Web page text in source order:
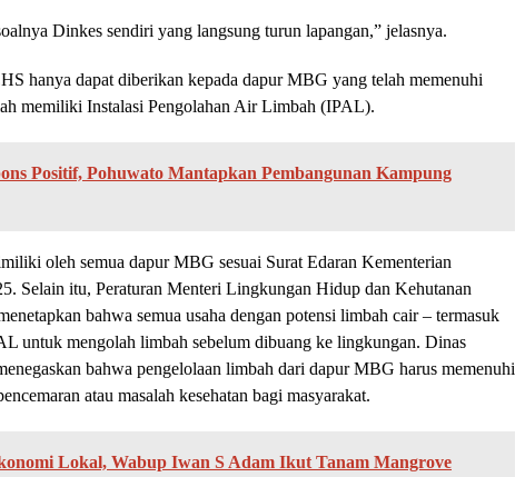
Dinkes sendiri yang langsung turun lapangan,” jelasnya.
hanya dapat diberikan kepada dapur MBG yang telah memenuhi
memiliki Instalasi Pengolahan Air Limbah (IPAL).
Positif, Pohuwato Mantapkan Pembangunan Kampung
oleh semua dapur MBG sesuai Surat Edaran Kementerian
Selain itu, Peraturan Menteri Lingkungan Hidup dan Kehutanan
bahwa semua usaha dengan potensi limbah cair – termasuk
untuk mengolah limbah sebelum dibuang ke lingkungan. Dinas
bahwa pengelolaan limbah dari dapur MBG harus memenuhi
atau masalah kesehatan bagi masyarakat.
Lokal, Wabup Iwan S Adam Ikut Tanam Mangrove